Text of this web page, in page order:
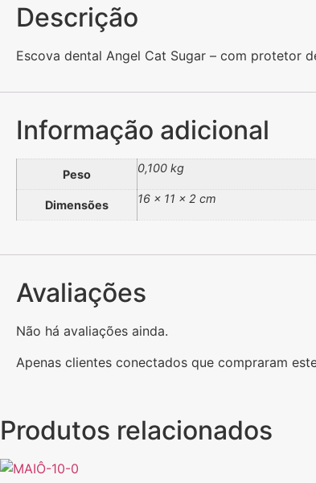
Descrição
Escova dental Angel Cat Sugar – com protetor
Informação adicional
Peso 0,100 kg
Dimensões 16 × 11 × 2 cm
Avaliações
Não há avaliações ainda.
Apenas clientes conectados que compraram
Produtos relacionados